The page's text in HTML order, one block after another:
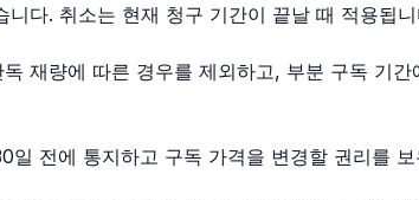
니다. 취소는 현재 청구 기간이 끝날 때 적용됩니
재량에 따른 경우를 제외하고, 부분 구독 기
일 전에 통지하고 구독 가격을 변경할 권리를 보